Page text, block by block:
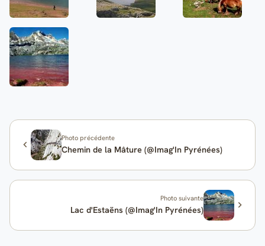
Photo précédente
Chemin de la Mâture (@Imag'In Pyrénées)
Photo suivante
Lac d'Estaëns (@Imag'In Pyrénées)